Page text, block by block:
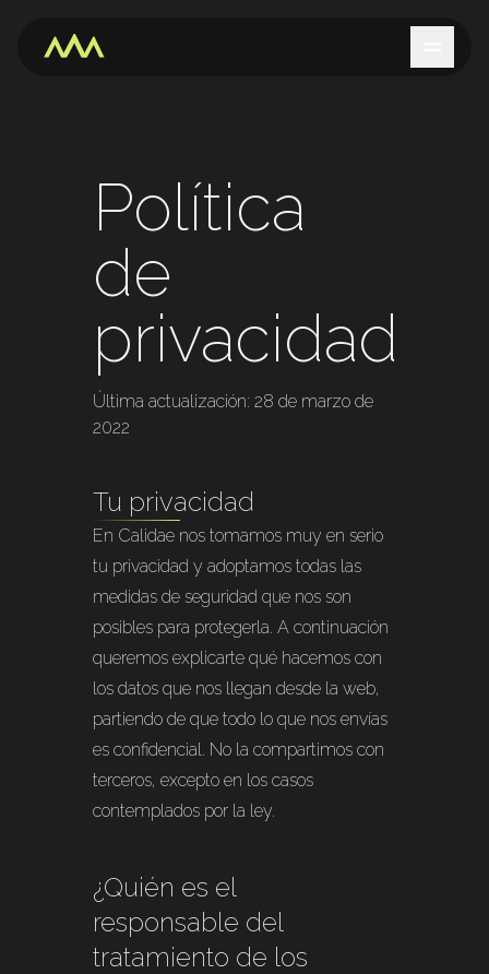
Política
de
privacidad
Última actualización: 28 de marzo de
2022
Tu privacidad
En Calidae nos tomamos muy en serio
tu privacidad y adoptamos todas las
medidas de seguridad que nos son
posibles para protegerla. A continuación
queremos explicarte qué hacemos con
los datos que nos llegan desde la web,
partiendo de que todo lo que nos envías
es confidencial. No la compartimos con
terceros, excepto en los casos
contemplados por la ley.
¿Quién es el
responsable del
tratamiento de los